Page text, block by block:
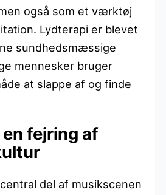
også som et værktøj
Lydterapi er blevet
sundhedsmæssige
mennesker bruger
at slappe af og finde
fejring af
del af musikscenen